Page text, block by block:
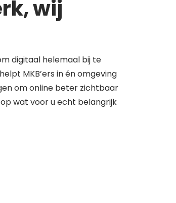
wij
digitaal helemaal bij te
MKB’ers in én omgeving
om online beter zichtbaar
wat voor u echt belangrijk